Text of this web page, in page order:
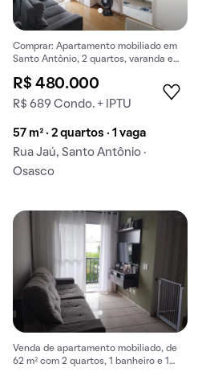
Comprar: Apartamento mobiliado em
Santo Antônio, 2 quartos, varanda e
R$ 480.000
R$ 689 Condo. + IPTU
57 m² · 2 quartos · 1 vaga
Rua Jaú, Santo Antônio ·
Osasco
Venda de apartamento mobiliado, de
62 m² com 2 quartos, 1 banheiro e 1